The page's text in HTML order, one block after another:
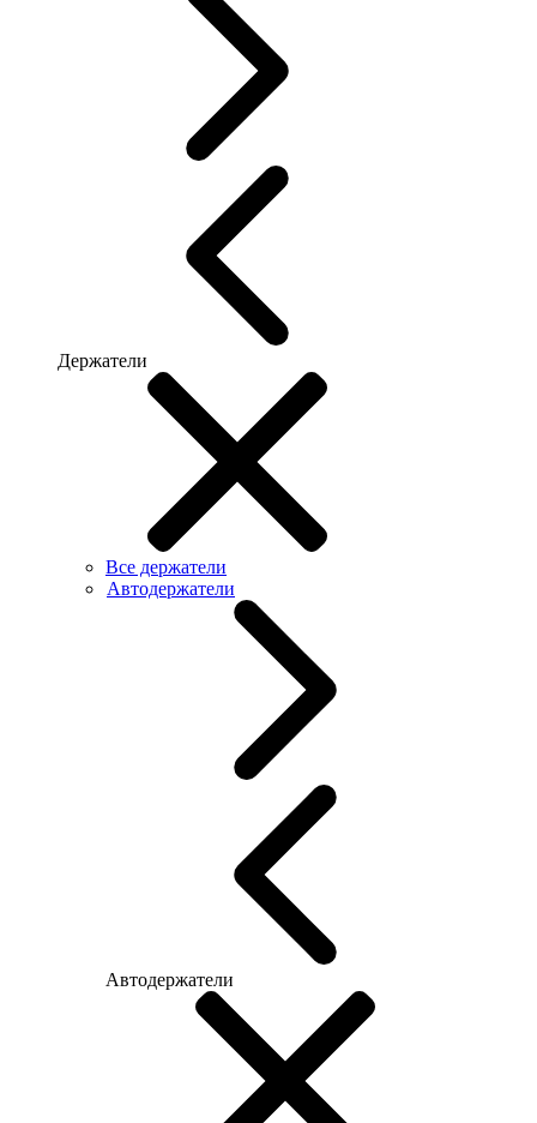
Держатели
Все держатели
Автодержатели
Автодержатели